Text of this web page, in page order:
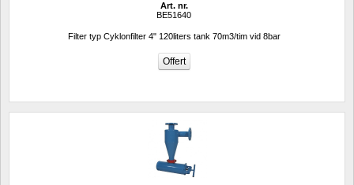
Art. nr.
BE51640
Filter typ Cyklonfilter 4" 120liters tank 70m3/tim vid 8bar